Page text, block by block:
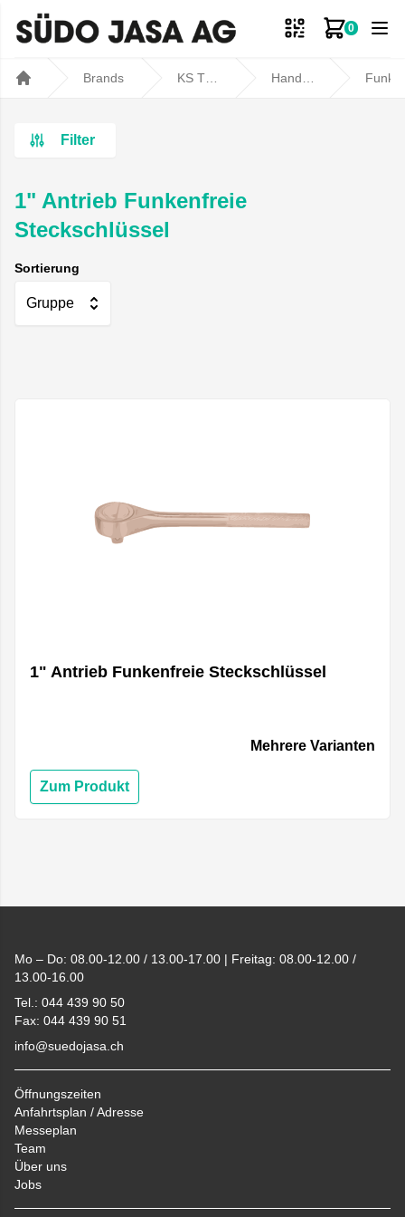
0
Zum
Brands
Filter
1" Antrieb Funkenfreie
Steckschlüssel
Sortierung
Gruppe
1" Antrieb Funkenfreie Steckschlüssel
Mehrere Varianten
Zum Produkt
Mo – Do: 08.00-12.00 / 13.00-17.00 | Freitag: 08.00-12.00 /
13.00-16.00
Tel.: 044 439 90 50
Fax: 044 439 90 51
info@suedojasa.ch
Öffnungszeiten
Anfahrtsplan / Adresse
Messeplan
Team
Über uns
Jobs